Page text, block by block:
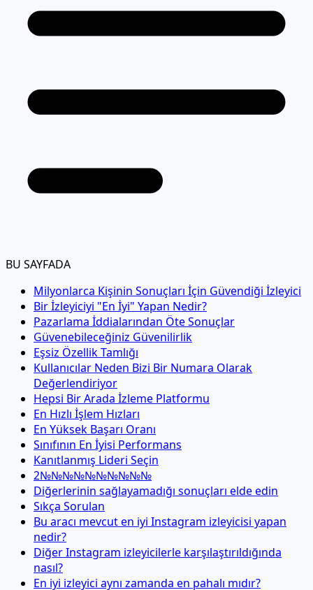
BU SAYFADA
Milyonlarca Kişinin Sonuçları İçin Güvendiği İzleyici
Bir İzleyiciyi "En İyi" Yapan Nedir?
Pazarlama İddialarından Öte Sonuçlar
Güvenebileceğiniz Güvenilirlik
Eşsiz Özellik Tamlığı
Kullanıcılar Neden Bizi Bir Numara Olarak
Değerlendiriyor
Hepsi Bir Arada İzleme Platformu
En Hızlı İşlem Hızları
En Yüksek Başarı Oranı
Sınıfının En İyisi Performans
Kanıtlanmış Lideri Seçin
2№№№№№№№№№№
Diğerlerinin sağlayamadığı sonuçları elde edin
Sıkça Sorulan
Bu aracı mevcut en iyi Instagram izleyicisi yapan
nedir?
Diğer Instagram izleyicilerle karşılaştırıldığında
nasıl?
En iyi izleyici aynı zamanda en pahalı mıdır?